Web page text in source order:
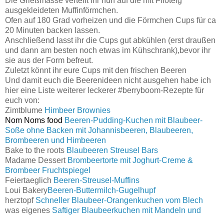
ausgekleideten Muffinförmchen.
Ofen auf 180 Grad vorheizen und die Förmchen Cups für ca
20 Minuten backen lassen.
Anschließend lasst ihr die Cups gut abkühlen (erst draußen
und dann am besten noch etwas im Kühschrank),bevor ihr
sie aus der Form befreut.
Zuletzt könnt ihr eure Cups mit den frischen Beeren
Und damit euch die Beerenideen nicht ausgehen habe ich
hier eine Liste weiterer leckerer #berryboom-Rezepte für
euch von:
Zimtblume Himbeer Brownies
Nom Noms food Beeren-Pudding-Kuchen mit Blaubeer-
Soße ohne Backen mit Johannisbeeren, Blaubeeren,
Brombeeren und Himbeeren
Bake to the roots Blaubeeren Streusel Bars
Madame Dessert Brombeertorte mit Joghurt-Creme &
Brombeer Fruchtspiegel
Feiertaeglich Beeren-Streusel-Muffins
Loui BakeryBeeren-Buttermilch-Gugelhupf
herztopf Schneller Blaubeer-Orangenkuchen vom Blech
was eigenes Saftiger Blaubeerkuchen mit Mandeln und